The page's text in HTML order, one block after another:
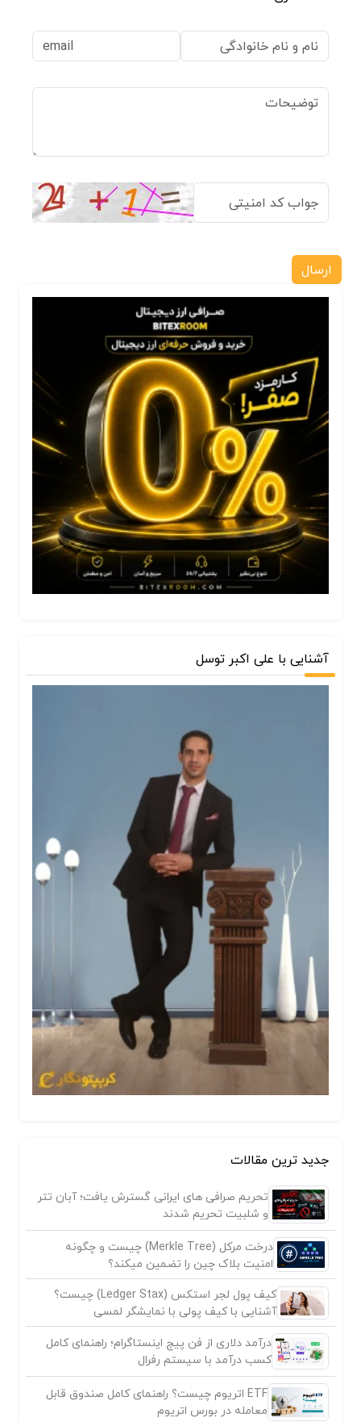
ارسال
آشنایی با علی اکبر توسل
جدید ترین مقالات
تحریم صرافی های ایرانی گسترش یافت؛ آبان تتر
و شلبیت تحریم شدند
درخت مرکل (Merkle Tree) چیست و چگونه
امنیت بلاک چین را تضمین میکند؟
کیف پول لجر استکس (Ledger Stax) چیست؟
آشنایی با کیف پولی با نمایشگر لمسی
درآمد دلاری از فن پیج اینستاگرام؛ راهنمای کامل
کسب درآمد با سیستم رفرال
ETF اتریوم چیست؟ راهنمای کامل صندوق قابل
معامله در بورس اتریوم